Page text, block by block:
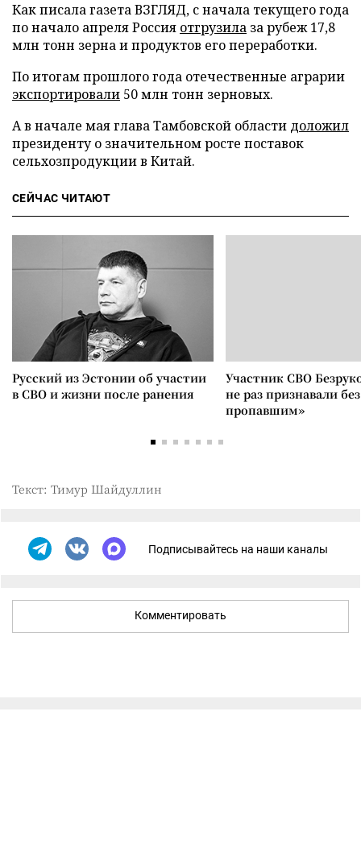
Как писала газета ВЗГЛЯД, с начала текущего года
по начало апреля Россия отгрузила за рубеж 17,8
млн тонн зерна и продуктов его переработки.
По итогам прошлого года отечественные аграрии
экспортировали 50 млн тонн зерновых.
А в начале мая глава Тамбовской области доложил
президенту о значительном росте поставок
сельхозпродукции в Китай.
СЕЙЧАС ЧИТАЮТ
Русский из Эстонии об участии
в СВО и жизни после ранения
Участник СВО
не раз признавали
пропавшим»
Текст: Тимур Шайдуллин
Подписывайтесь на наши каналы
Комментировать